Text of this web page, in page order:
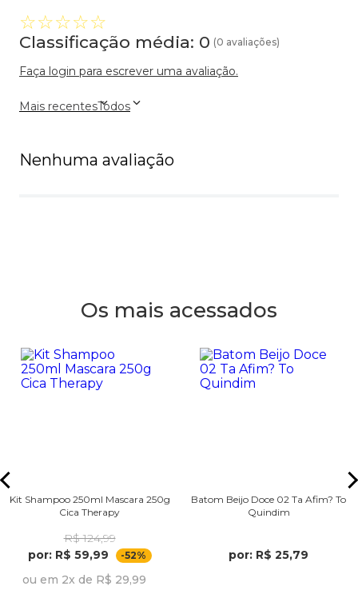
☆☆☆☆☆
Classificação média: 0 (0 avaliações)
Faça login para escrever uma avaliação.
Mais recentesTodos
Nenhuma avaliação
Os mais acessados
Kit Shampoo 250ml Mascara 250g
Cica Therapy
R$ 124,99
por: R$ 59,99
-52%
ou em 2x de R$ 29,99
Batom Beijo Doce 02 Ta Afim? To
Quindim
por: R$ 25,79